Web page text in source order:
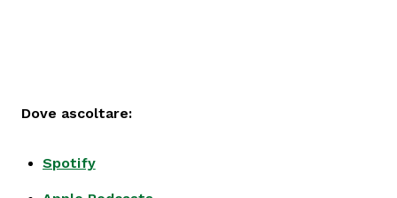
Dove ascoltare:
Spotify